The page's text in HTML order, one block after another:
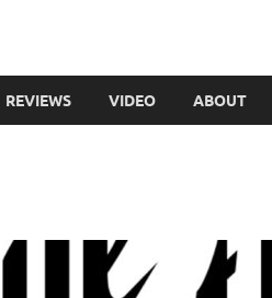
REVIEWS VIDEO ABOUT